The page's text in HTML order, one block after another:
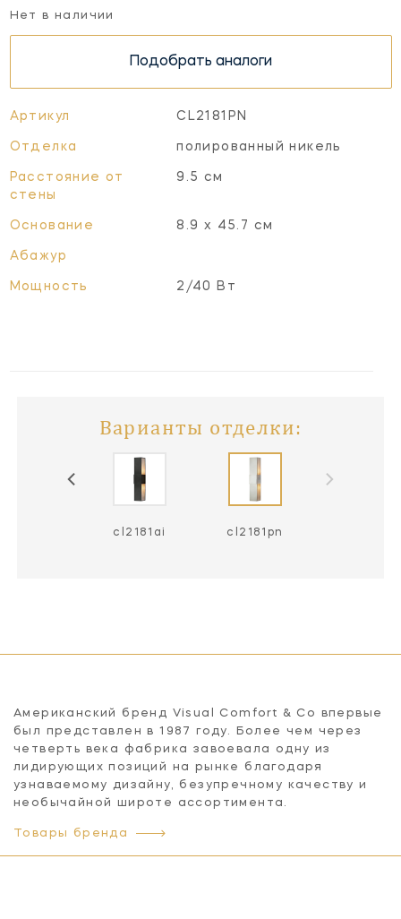
Нет в наличии
Подобрать аналоги
Артикул CL2181PN
Отделка полированный никель
Расстояние от
стены
9.5 см
Основание 8.9 x 45.7 см
Абажур
Мощность 2/40 Вт
Варианты отделки:
cl2181ai cl2181pn
Американский бренд Visual Comfort & Co впервые
был представлен в 1987 году. Более чем через
четверть века фабрика завоевала одну из
лидирующих позиций на рынке благодаря
узнаваемому дизайну, безупречному качеству и
необычайной широте ассортимента.
Товары бренда